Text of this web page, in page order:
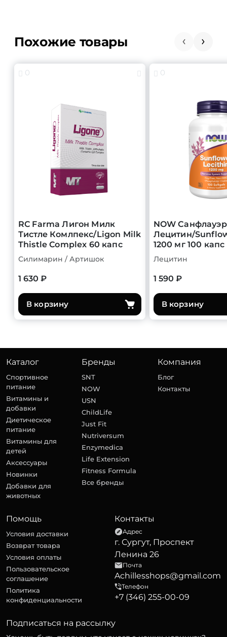
Похожие товары
0
RC Farma Лигон Милк
Тистле Комлпекс/Ligon Milk
Thistle Complex 60 капс
Силимарин / Артишок
1 630 ₽
В корзину
0
NOW Санфлауэр
Лецитин/
1200 мг 100 капс
Лецитин
1 590 ₽
В корзину
Каталог
Спортивное
питание
Витамины и
добавки
Диетическое
питание
Витамины для
детей
Аксессуары
Новинки
Добавки для
животных
Бренды
SNT
NOW
USN
ChildLife
Just Fit
Nutriversum
Enzymedica
Life Extension
Fitness Formula
Все бренды
Компания
Блог
Контакты
Помощь
Условия доставки
Возврат товара
Условия оплаты
Пользовательское
соглашение
Политика
конфиденциальности
Контакты
Адрес
г. Сургут, Проспект
Ленина 26
Почта
Achillesshops@gmail.com
Телефон
+7 (346) 255-00-09
Подписаться на рассылку